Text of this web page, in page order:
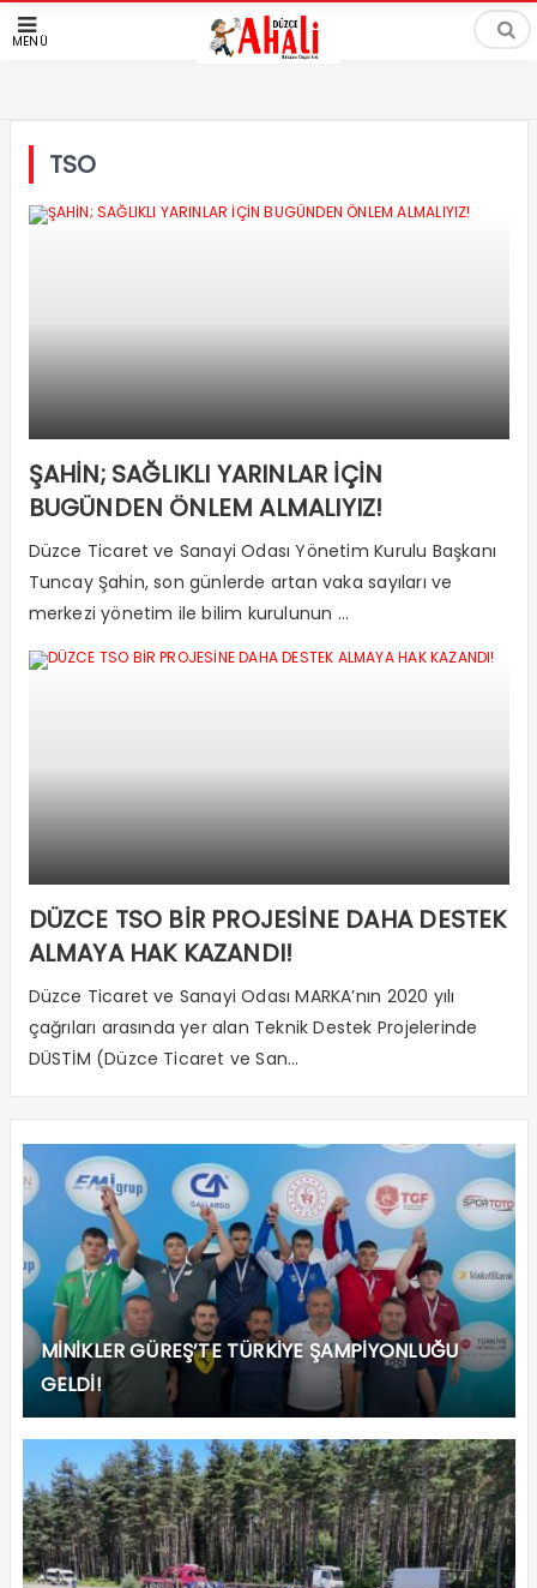
MENÜ
TSO
ŞAHİN; SAĞLIKLI YARINLAR İÇİN
BUGÜNDEN ÖNLEM ALMALIYIZ!
Düzce Ticaret ve Sanayi Odası Yönetim Kurulu Başkanı
Tuncay Şahin, son günlerde artan vaka sayıları ve
merkezi yönetim ile bilim kurulunun ...
DÜZCE TSO BİR PROJESİNE DAHA DESTEK
ALMAYA HAK KAZANDI!
Düzce Ticaret ve Sanayi Odası MARKA’nın 2020 yılı
çağrıları arasında yer alan Teknik Destek Projelerinde
DÜSTİM (Düzce Ticaret ve San...
MİNİKLER GÜREŞ’TE TÜRKİYE ŞAMPİYONLUĞU
GELDİ!